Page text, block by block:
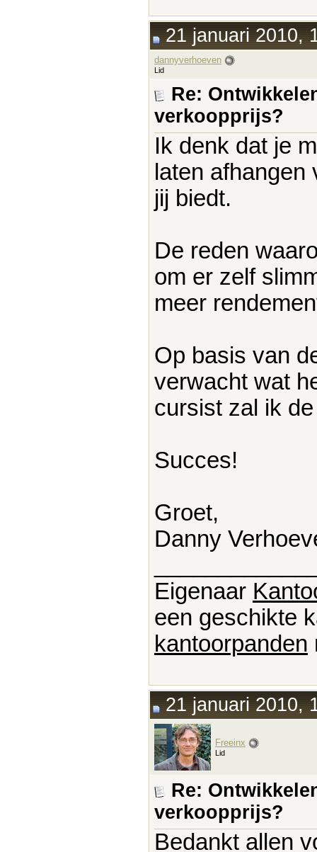
21 januari 2010,
dannyverhoeven
Lid
Re:
verkoopprijs?
Ik denk dat je
laten
jij biedt.
De reden
om er zelf
meer
Op basis van
verwacht wat
cursist zal ik
Succes!
Groet,
Danny
Eigenaar
een geschikte
kantoorpanden
21 januari 2010,
Freeinx
Lid
Re:
verkoopprijs?
Bedankt allen